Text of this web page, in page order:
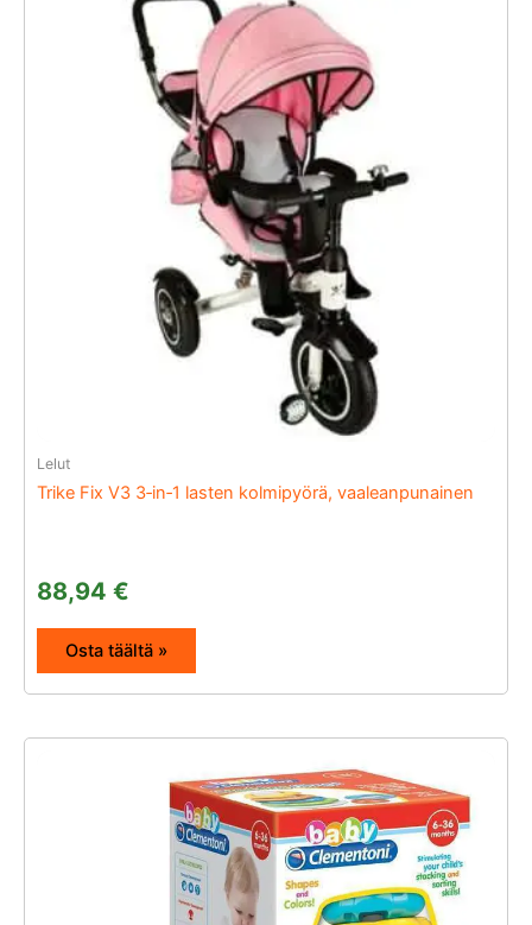
Lelut
Trike Fix V3 3‑in‑1 lasten kolmipyörä, vaaleanpunainen
88,94 €
Osta täältä »